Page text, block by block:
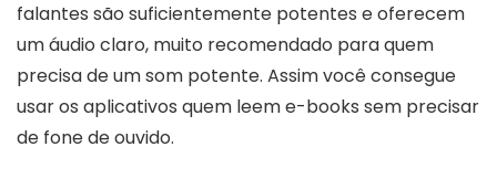
falantes são suficientemente potentes e oferecem
um áudio claro, muito recomendado para quem
precisa de um som potente. Assim você consegue
usar os aplicativos quem leem e-books sem precisar
de fone de ouvido.